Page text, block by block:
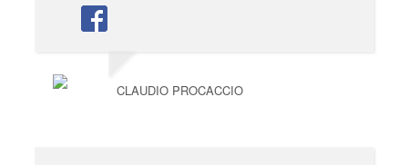
CLAUDIO PROCACCIO